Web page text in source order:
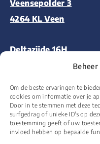
Om de beste ervaringen te
cookies om informatie over je
Door in te stemmen met deze
surfgedrag of unieke ID's op
toestemming geeft of uw
invloed hebben op bepaalde
Veensepolder 3
4264 KL Veen
Deltazijde 16H
1261 ZM Blaricum
Aalsmeerderweg 227
1432 CM Aalsmeer